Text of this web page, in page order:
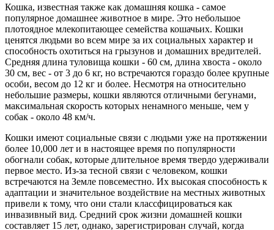
Кошка, известная также как домашняя кошка - самое
популярное домашнее животное в мире. Это небольшое
плотоядное млекопитающее семейства кошачьих. Кошки
ценятся людьми во всем мире за их социальных характер и
способность охотиться на грызунов и домашних вредителей.
Средняя длина туловища кошки - 60 см, длина хвоста - около
30 см, вес - от 3 до 6 кг, но встречаются гораздо более крупные
особи, весом до 12 кг и более. Несмотря на относительно
небольшие размеры, кошки являются отличными бегунами,
максимальная скорость которых ненамного меньше, чем у
собак - около 48 км/ч.
Кошки имеют социальные связи с людьми уже на протяжении
более 10,000 лет и в настоящее время по популярности
обогнали собак, которые длительное время твердо удерживали
первое место. Из-за тесной связи с человеком, кошки
встречаются на Земле повсеместно. Их высокая способность к
адаптации и значительное воздействие на местных животных
привели к тому, что они стали классфицироваться как
инвазивный вид. Средний срок жизни домашней кошки
составляет 15 лет, однако, зарегистрирован случай, когда